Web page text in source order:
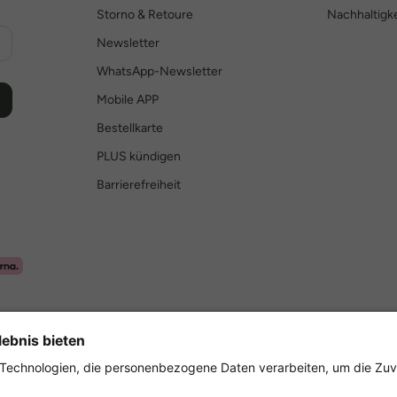
Storno & Retoure
Newsletter
WhatsApp-Newsletter
Mobile APP
Bestellkarte
PLUS kündigen
Barrierefreiheit
Sicher einkaufen mit